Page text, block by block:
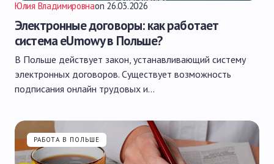
Юлия Владимировнаon 26.03.2026
Электронные договоры: как работает
система eUmowy в Польше?
В Польше действует закон, устанавливающий систему
электронных договоров. Существует возможность
подписания онлайн трудовых и…
РАБОТА В ПОЛЬШЕ